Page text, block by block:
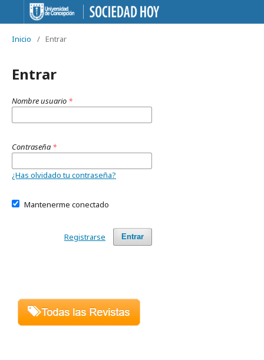
Inicio / Entrar
Entrar
Nombre usuario *
Contraseña *
¿Has olvidado tu contraseña?
Mantenerme conectado
Entrar
Registrarse